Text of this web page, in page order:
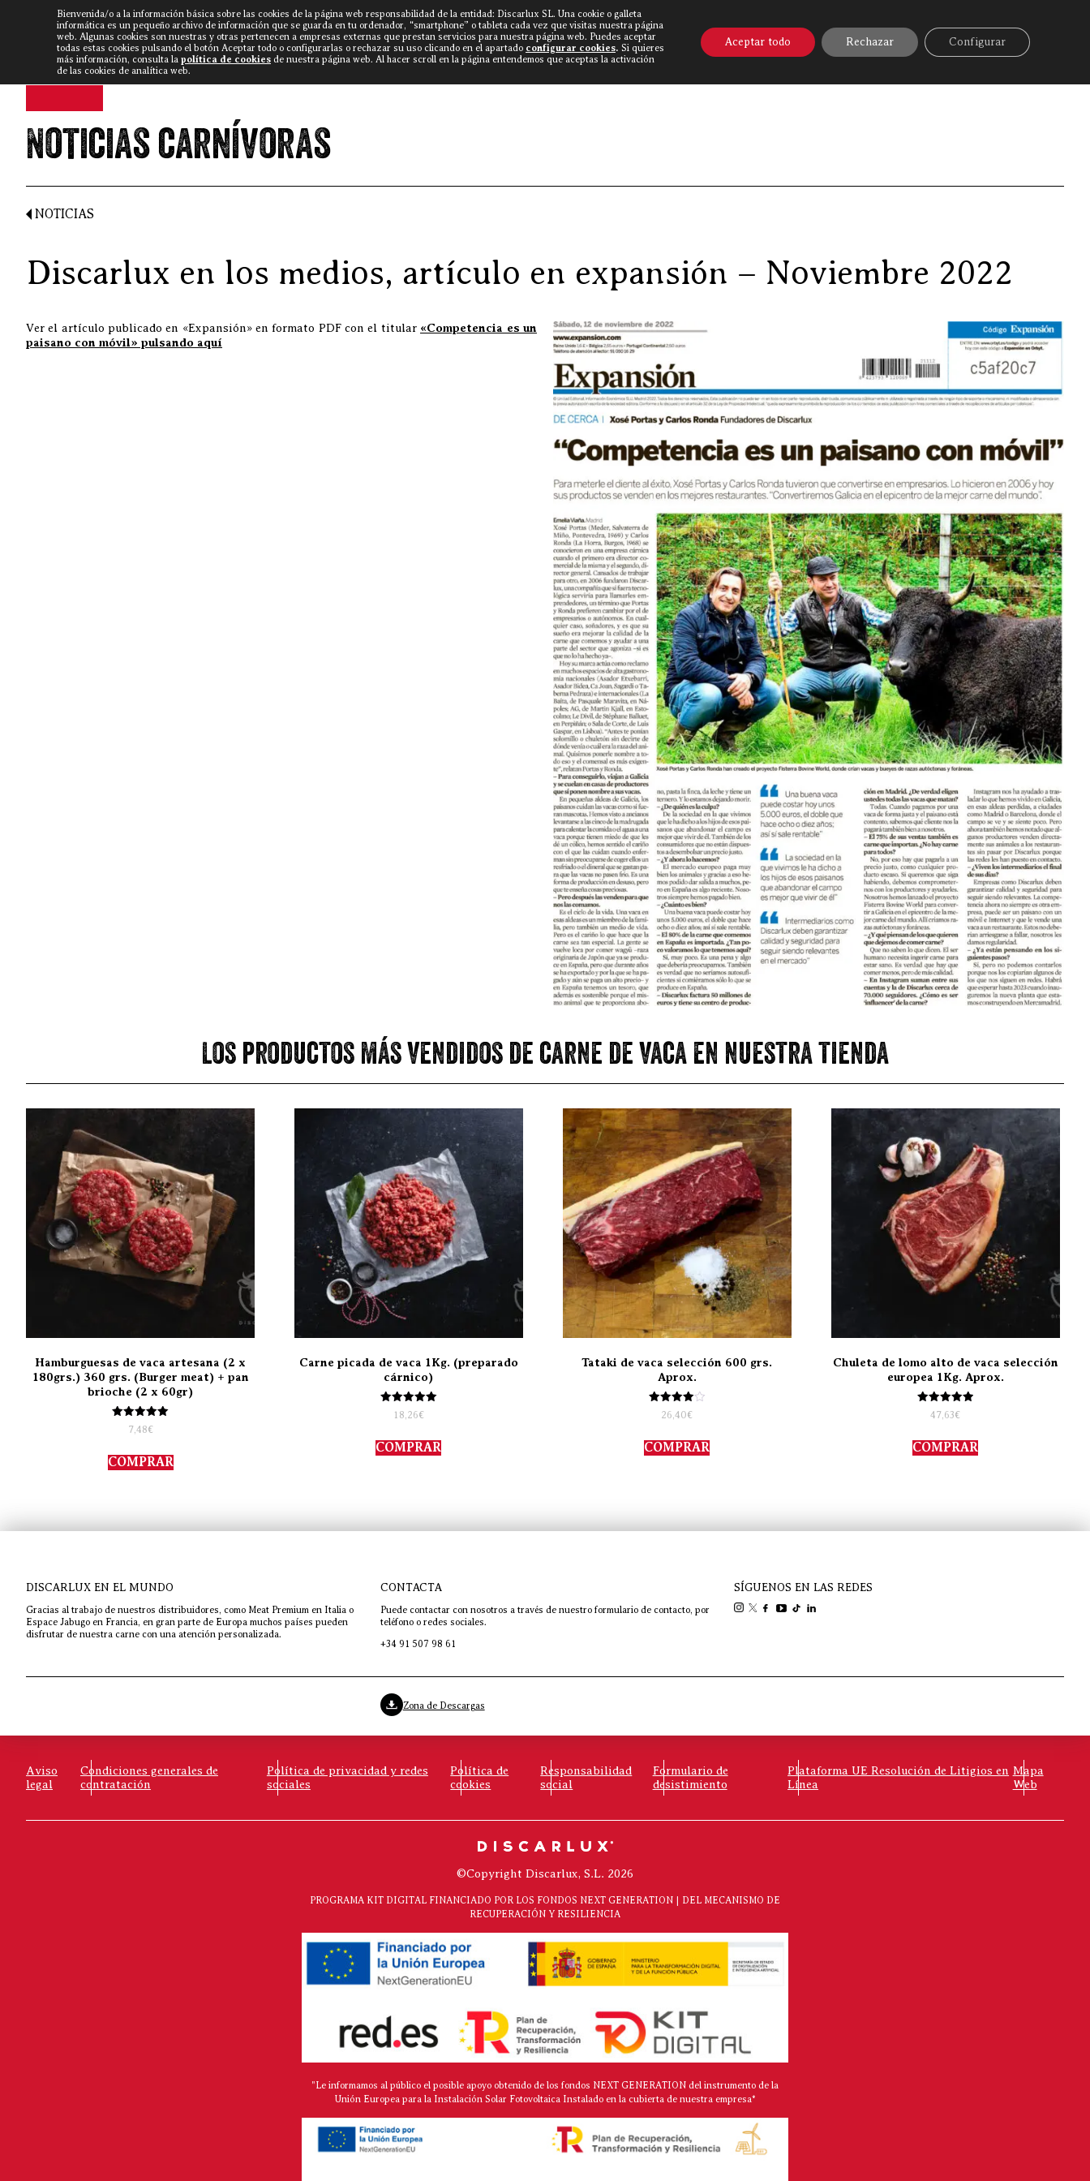
DISCARLUX▼ NOTICIAS VÍDEOS FISTERRA BOVINE WORLD▼ CONTACTO
Noticias carnívoras
NOTICIAS
Discarlux en los medios, artículo en expansión – Noviembre 2022
Ver el artículo publicado en «Expansión» en formato PDF con el titular «Competencia es un
paisano con móvil» pulsando aquí
Los productos más vendidos de carne de vaca en nuestra tienda
Hamburguesas de vaca artesana (2 x
180grs.) 360 grs. (Burger meat) + pan
brioche (2 x 60gr)
Valorado
con
de 5
7,48€
COMPRAR
Carne picada de vaca 1Kg. (preparado
cárnico)
Valorado
con
de 5
18,26€
COMPRAR
Tataki de vaca selección 600 grs.
Aprox.
Valorado
con
de 5
26,40€
COMPRAR
Chuleta de lomo alto de vaca selección
europea 1Kg. Aprox.
Valorado
con
de 5
47,63€
COMPRAR
DISCARLUX EN EL MUNDO
Gracias al trabajo de nuestros distribuidores, como Meat Premium en Italia o
Espace Jabugo en Francia, en gran parte de Europa muchos países pueden
disfrutar de nuestra carne con una atención personalizada.
CONTACTA
Puede contactar con nosotros a través de nuestro formulario de contacto, por
teléfono o redes sociales.
+34 91 507 98 61
SÍGUENOS EN LAS REDES
Zona de Descargas
Aviso
legal
Condiciones generales de
contratación
Política de privacidad y redes
sociales
Política de
cookies
Responsabilidad
social
Formulario de
desistimiento
Plataforma UE Resolución de Litigios en
Línea
Mapa
Web
©Copyright Discarlux, S.L. 2026
PROGRAMA KIT DIGITAL FINANCIADO POR LOS FONDOS NEXT GENERATION | DEL MECANISMO DE
RECUPERACIÓN Y RESILIENCIA
"Le informamos al público el posible apoyo obtenido de los fondos NEXT GENERATION del instrumento de la
Unión Europea para la Instalación Solar Fotovoltaica Instalado en la cubierta de nuestra empresa*
Bienvenida/o a la información básica sobre las cookies de la página web responsabilidad de la entidad: Discarlux SL. Una cookie o galleta
informática es un pequeño archivo de información que se guarda en tu ordenador, “smartphone” o tableta cada vez que visitas nuestra página
web. Algunas cookies son nuestras y otras pertenecen a empresas externas que prestan servicios para nuestra página web. Puedes aceptar
todas estas cookies pulsando el botón Aceptar todo o configurarlas o rechazar su uso clicando en el apartado configurar cookies. Si quieres
más información, consulta la política de cookies de nuestra página web. Al hacer scroll en la página entendemos que aceptas la activación
de las cookies de analítica web.
Aceptar todo Rechazar Configurar